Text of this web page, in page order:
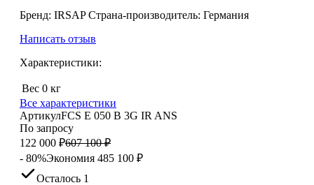
Бренд: IRSAP Страна-производитель: Германия
Написать отзыв
Характеристики:
Вес 0 кг
Все характеристики
АртикулFCS E 050 B 3G IR ANS
По запросу
122 000 ₽607 100 ₽
- 80%Экономия 485 100 ₽
Осталось 1